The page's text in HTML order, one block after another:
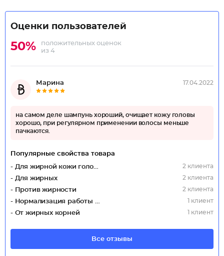
Оценки пользователей
50%
положительных оценок
из 4
Марина 17.04.2022
на самом деле шампунь хороший, очищает кожу головы
хорошо, при регулярном применении волосы меньше
пачкаются.
Популярные свойства товара
- Для жирной кожи головы
2 клиента
- Для жирных 2 клиента
- Против жирности 2 клиента
- Нормализация работы сальных желез 1 клиент
- От жирных корней 1 клиент
Все отзывы